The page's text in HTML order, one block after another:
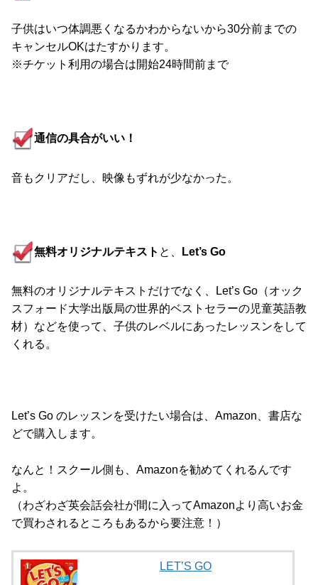
子供はいつ体調悪くなるかわからないから30分前までの
キャンセルOKはたすかります。
※チケット利用の場合は開始24時間前まで
通信の具合がいい！
音もクリアだし、映像もずれが少なかった。
無料オリジナルテキスト と、 Let’s Go
無料のオリジナルテキストだけでなく、Let’s Go（オック
スフォード大学出版局の世界的ベストセラーの児童英語教
材）などを使って、子供のレベルにあったレッスンをして
くれる。
Let’s Go のレッスンを受けたい場合は、Amazon、書店な
どで購入します。
なんと！スクール側も、Amazonを勧めてくれるんです
よ。
（わざわざ英会話会社が間に入ってAmazonより高いお金
で買わされるところもあるから要注意！）
LET’S GO